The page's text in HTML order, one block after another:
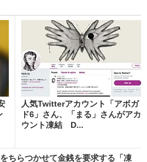
人気Twitterアカウント「アボガ
ド6」さん、「まる」さんがアカ
ウント凍結 D...
ちらつかせて金銭を要求する「凍